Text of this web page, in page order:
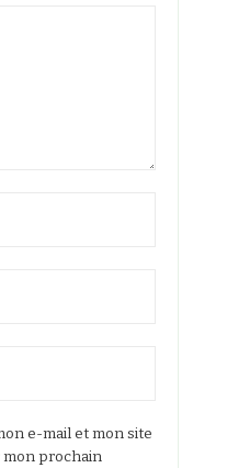
e-mail et mon site
mon prochain